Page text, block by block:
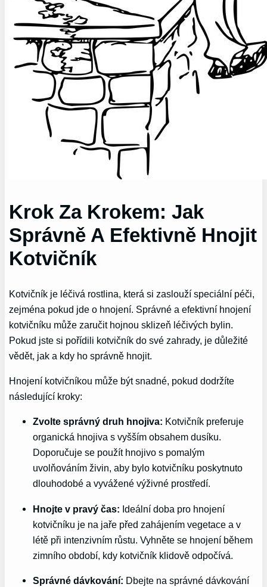
Krok Za Krokem: Jak
Správně A Efektivně Hnojit
Kotvičník
Kotvičník je léčivá rostlina, která si zaslouží speciální péči,
zejména pokud jde o hnojení. Správné a efektivní hnojení
kotvičníku může zaručit hojnou sklizeň léčivých bylin.
Pokud jste si pořídili kotvičník do své zahrady, je důležité
vědět, jak a kdy ho správně hnojit.
Hnojení kotvičníkou může být snadné, pokud dodržíte
následující kroky:
Zvolte správný druh hnojiva: Kotvičník preferuje
organická hnojiva s vyšším obsahem dusíku.
Doporučuje se použít hnojivo s pomalým
uvolňováním živin, aby bylo kotvičníku poskytnuto
dlouhodobé a vyvážené výživné prostředí.
Hnojte v pravý čas: Ideální doba pro hnojení
kotvičníku je na jaře před zahájením vegetace a v
létě při intenzivním růstu. Vyhněte se hnojení během
zimního období, kdy kotvičník klidově odpočívá.
Správné dávkování: Dbejte na správné dávkování